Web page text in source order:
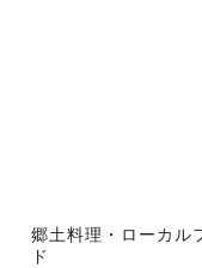
郷土料理・ローカル
ド